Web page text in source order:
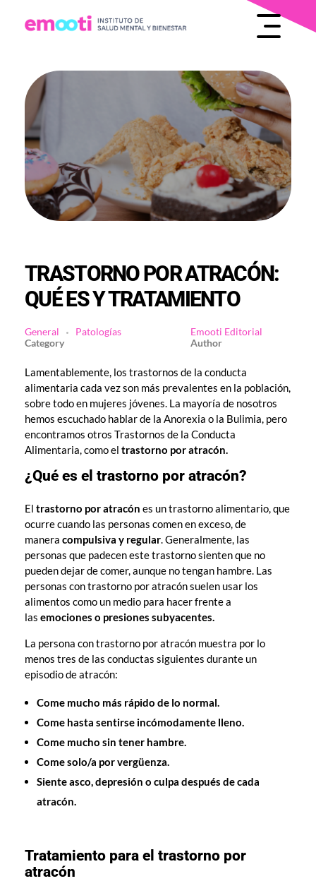
TRASTORNO POR ATRACÓN:
QUÉ ES Y TRATAMIENTO
Emooti Editorial
General Patologías
Lamentablemente, los trastornos de la conducta
alimentaria cada vez son más prevalentes en la población,
sobre todo en mujeres jóvenes. La mayoría de nosotros
hemos escuchado hablar de la Anorexia o la Bulimia, pero
encontramos otros Trastornos de la Conducta
Alimentaria, como el trastorno por atracón.
¿Qué es el trastorno por atracón?
El trastorno por atracón es un trastorno alimentario, que
ocurre cuando las personas comen en exceso, de
manera compulsiva y regular. Generalmente, las
personas que padecen este trastorno sienten que no
pueden dejar de comer, aunque no tengan hambre. Las
personas con trastorno por atracón suelen usar los
alimentos como un medio para hacer frente a
las emociones o presiones subyacentes.
La persona con trastorno por atracón muestra por lo
menos tres de las conductas siguientes durante un
episodio de atracón:
Come mucho más rápido de lo normal.
Come hasta sentirse incómodamente lleno.
Come mucho sin tener hambre.
Come solo/a por vergüenza.
Siente asco, depresión o culpa después de cada
atracón.
Tratamiento para el trastorno por
atracón